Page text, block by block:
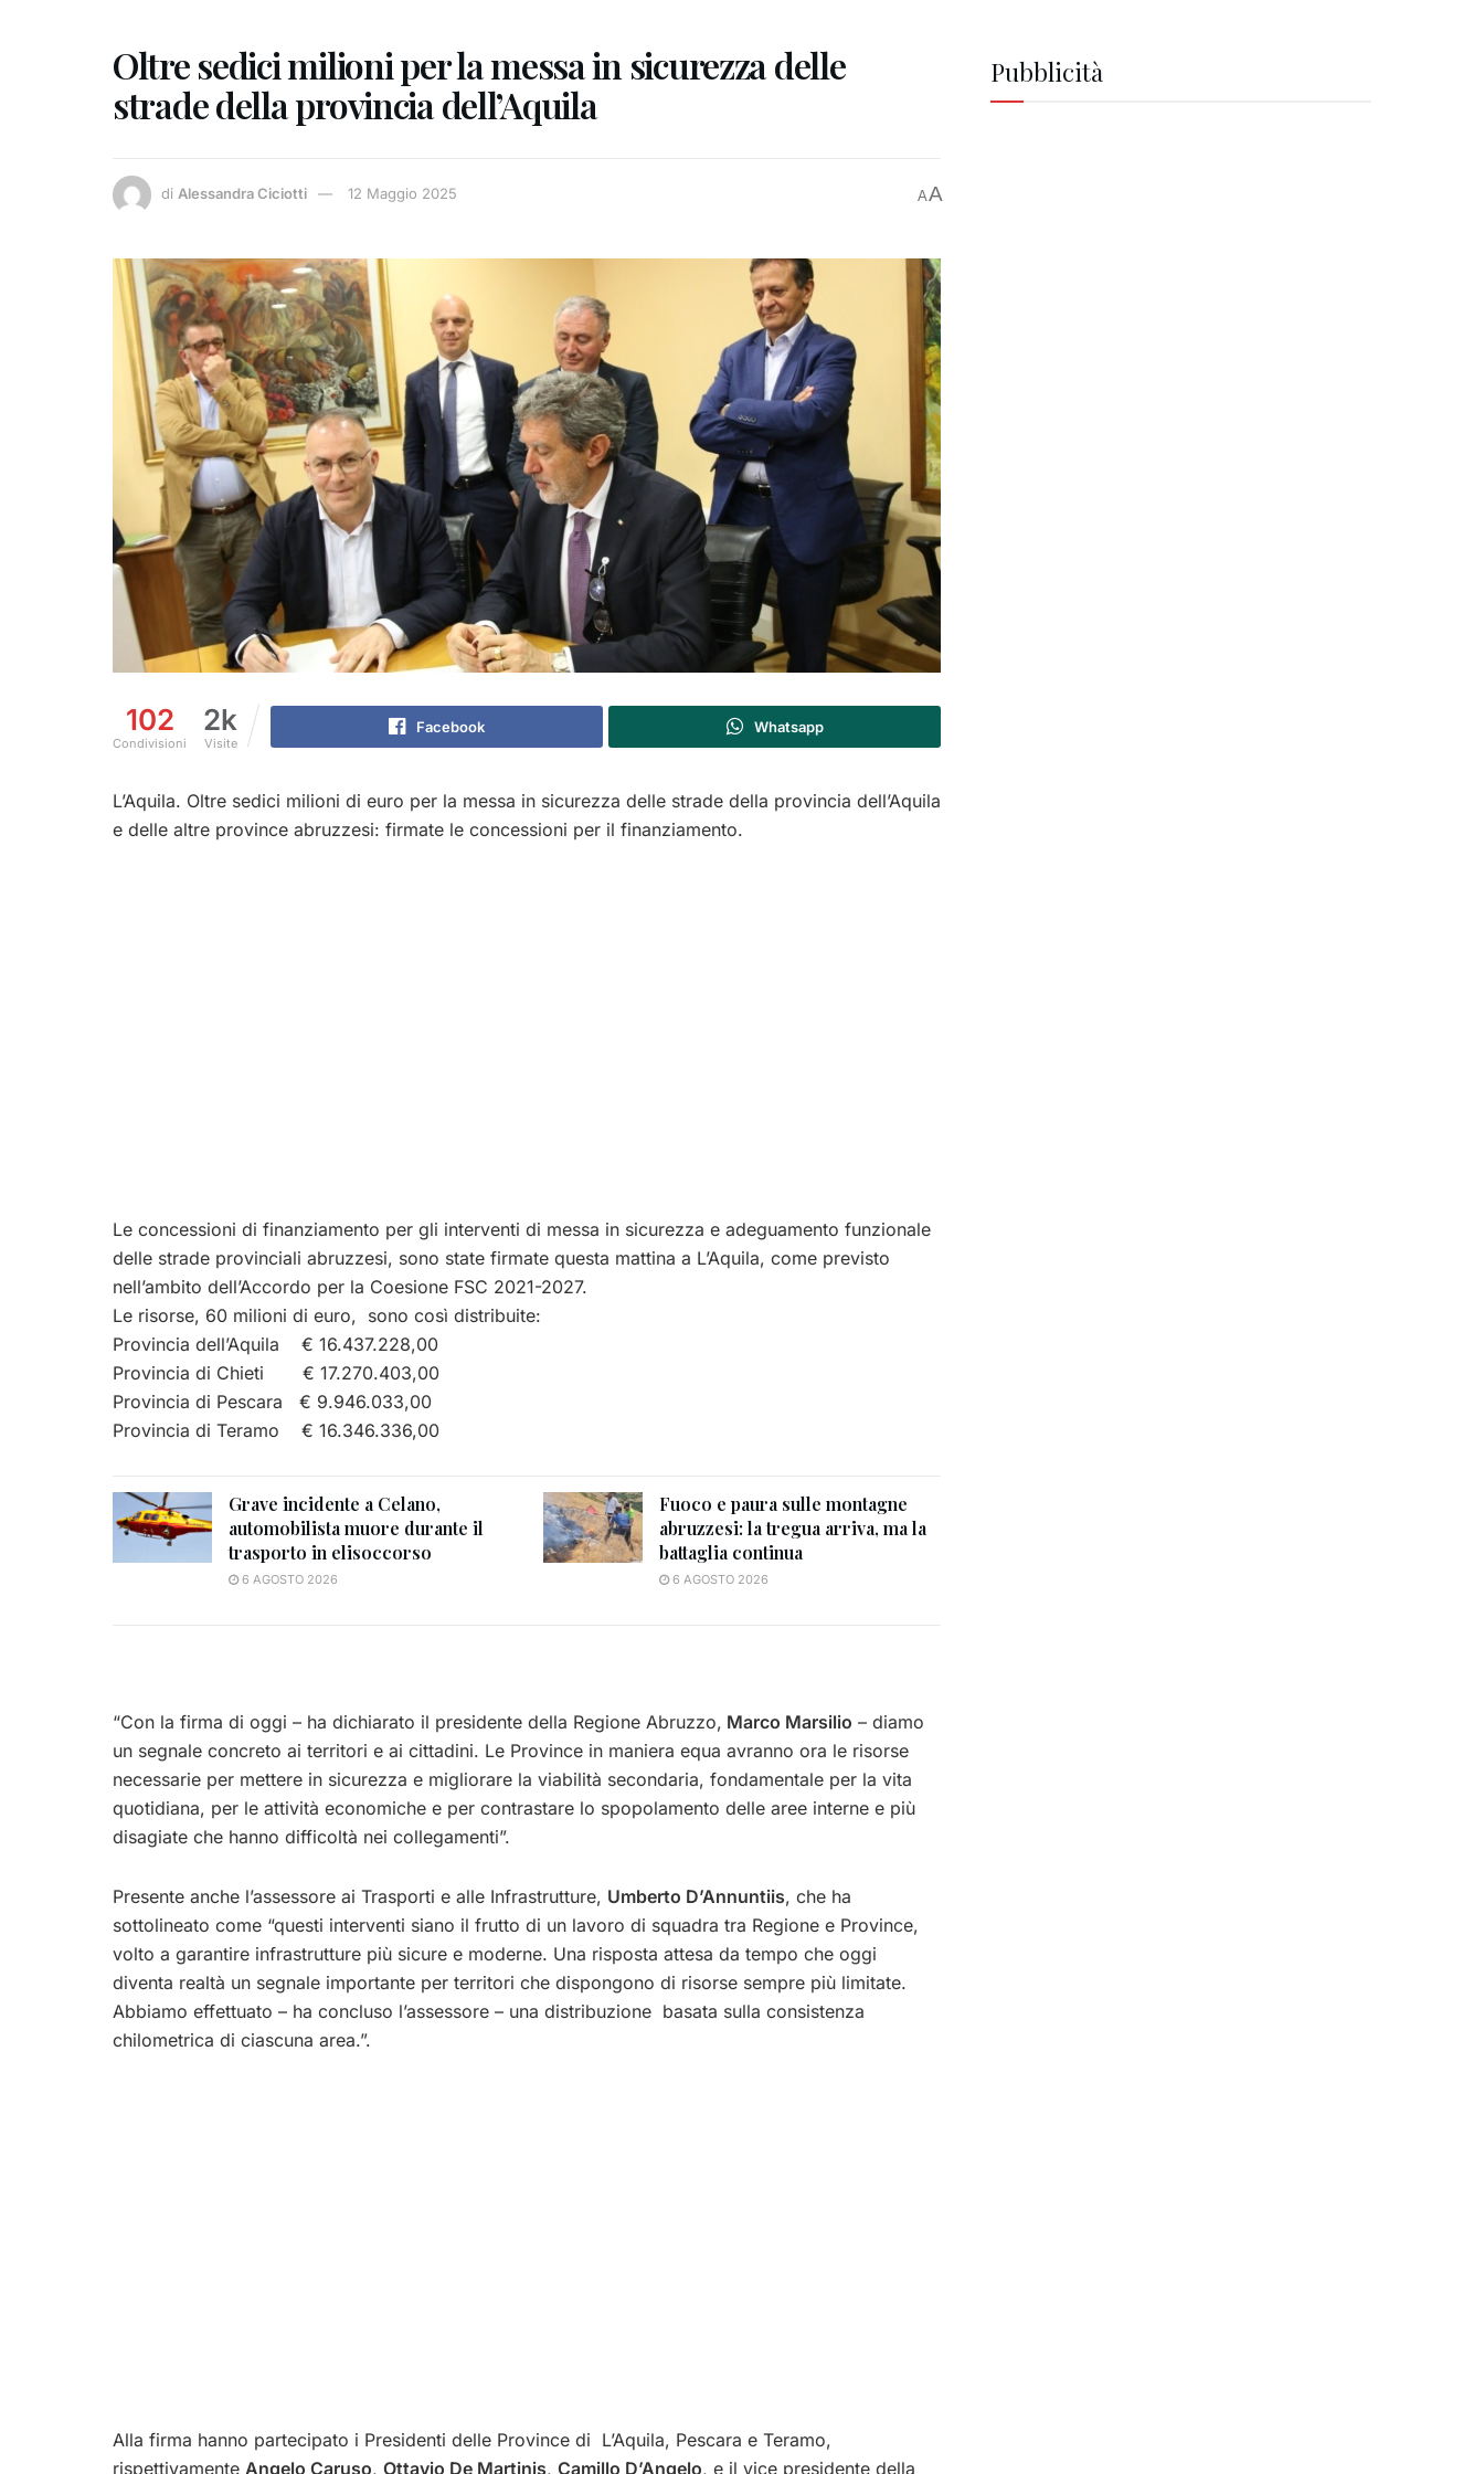
Oltre sedici milioni per la messa in sicurezza delle
strade della provincia dell’Aquila
di Alessandra Ciciotti 12 Maggio 2025 AA
102
Condivisioni
2k
Visite
Facebook Whatsapp
L’Aquila. Oltre sedici milioni di euro per la messa in sicurezza delle strade della provincia dell’Aquila
e delle altre province abruzzesi: firmate le concessioni per il finanziamento.
Le concessioni di finanziamento per gli interventi di messa in sicurezza e adeguamento funzionale
delle strade provinciali abruzzesi, sono state firmate questa mattina a L’Aquila, come previsto
nell’ambito dell’Accordo per la Coesione FSC 2021-2027.
Le risorse, 60 milioni di euro, sono così distribuite:
Provincia dell’Aquila € 16.437.228,00
Provincia di Chieti € 17.270.403,00
Provincia di Pescara € 9.946.033,00
Provincia di Teramo € 16.346.336,00
Grave incidente a Celano,
automobilista muore durante il
trasporto in elisoccorso
6 AGOSTO 2026
Fuoco e paura sulle montagne
abruzzesi: la tregua arriva, ma la
battaglia continua
6 AGOSTO 2026
“Con la firma di oggi – ha dichiarato il presidente della Regione Abruzzo, Marco Marsilio – diamo
un segnale concreto ai territori e ai cittadini. Le Province in maniera equa avranno ora le risorse
necessarie per mettere in sicurezza e migliorare la viabilità secondaria, fondamentale per la vita
quotidiana, per le attività economiche e per contrastare lo spopolamento delle aree interne e più
disagiate che hanno difficoltà nei collegamenti”.
Presente anche l’assessore ai Trasporti e alle Infrastrutture, Umberto D’Annuntiis, che ha
sottolineato come “questi interventi siano il frutto di un lavoro di squadra tra Regione e Province,
volto a garantire infrastrutture più sicure e moderne. Una risposta attesa da tempo che oggi
diventa realtà un segnale importante per territori che dispongono di risorse sempre più limitate.
Abbiamo effettuato – ha concluso l’assessore – una distribuzione basata sulla consistenza
chilometrica di ciascuna area.”.
Alla firma hanno partecipato i Presidenti delle Province di L’Aquila, Pescara e Teramo,
rispettivamente Angelo Caruso, Ottavio De Martinis, Camillo D’Angelo, e il vice presidente della
Pubblicità